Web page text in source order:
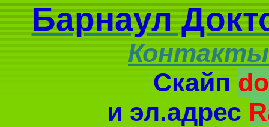
Барнаул
Контакты
Скайп
и эл.адрес